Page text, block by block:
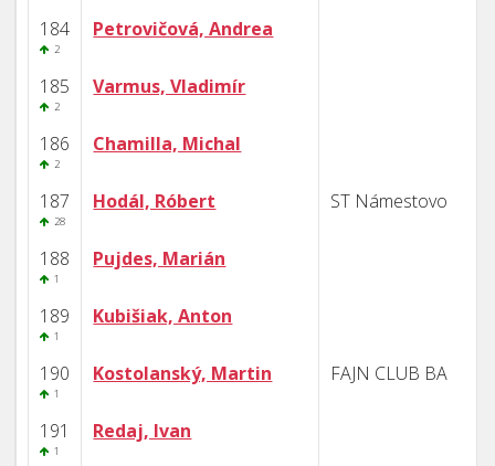
184
2
Petrovičová, Andrea
185
2
Varmus, Vladimír
186
2
Chamilla, Michal
187
28
Hodál, Róbert ST Námestovo
188
1
Pujdes, Marián
189
1
Kubišiak, Anton
190
1
Kostolanský, Martin FAJN CLUB BA
191
1
Redaj, Ivan